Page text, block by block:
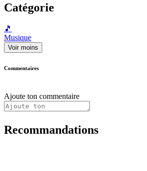
Catégorie
🎵
Musique
Voir moins
Commentaires
Ajoute ton commentaire
Recommandations